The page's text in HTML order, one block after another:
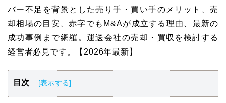
バー不足を背景とした売り手・買い手のメリット、売
却相場の目安、赤字でもM&Aが成立する理由、最新の
成功事例まで網羅。運送会社の売却・買収を検討する
経営者必見です。【2026年最新】
目次
運送業界においてM&Aによる事業再編が加速している背